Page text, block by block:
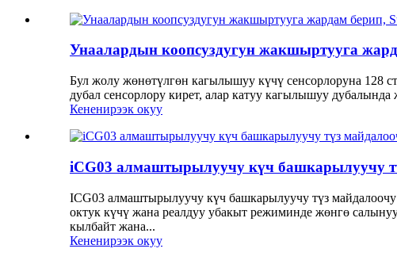
Унаалардын коопсуздугун жакшыртууга
Бул жолу жөнөтүлгөн кагылышуу күчү сенсорлоруна 128
дубал сенсорлору кирет, алар катуу кагылышуу
Кененирээк окуу
iCG03 алмаштырылуучу күч башкарылуучу
ICG03 алмаштырылуучу күч башкарылуучу түз
октук күчү жана реалдуу убакыт режиминде жөнгө
кылбайт жана...
Кененирээк окуу